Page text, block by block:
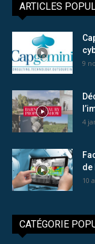
ARTICLES
9
4
de
10
CATÉGORIE